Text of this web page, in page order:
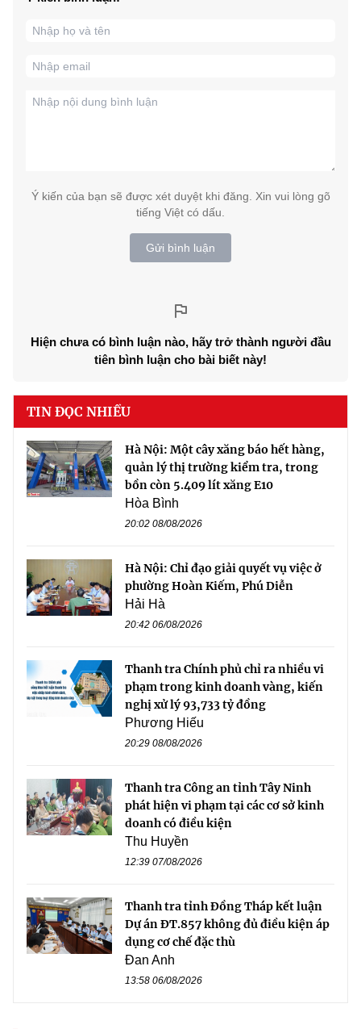
Ý kiến của bạn sẽ được xét duyệt khi đăng. Xin vui lòng gõ
tiếng Việt có dấu.
Gửi bình luận
Hiện chưa có bình luận nào, hãy trở thành người đầu
tiên bình luận cho bài biết này!
TIN ĐỌC NHIỀU
Hà Nội: Một cây xăng báo hết hàng,
quản lý thị trường kiểm tra, trong
bồn còn 5.409 lít xăng E10
Hòa Bình
20:02 08/08/2026
Hà Nội: Chỉ đạo giải quyết vụ việc ở
phường Hoàn Kiếm, Phú Diễn
Hải Hà
20:42 06/08/2026
Thanh tra Chính phủ chỉ ra nhiều vi
phạm trong kinh doanh vàng, kiến
nghị xử lý 93,733 tỷ đồng
Phương Hiếu
20:29 08/08/2026
Thanh tra Công an tỉnh Tây Ninh
phát hiện vi phạm tại các cơ sở kinh
doanh có điều kiện
Thu Huyền
12:39 07/08/2026
Thanh tra tỉnh Đồng Tháp kết luận
Dự án ĐT.857 không đủ điều kiện áp
dụng cơ chế đặc thù
Đan Anh
13:58 06/08/2026